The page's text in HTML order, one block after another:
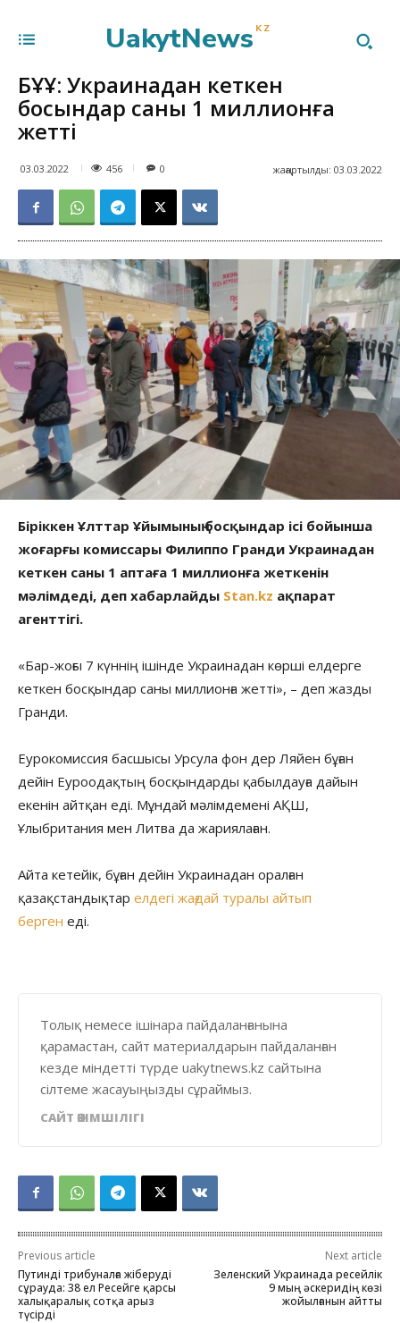
UakytNews KZ
БҰҰ: Украинадан кеткен
босқындар саны 1 миллионға
жетті
03.03.2022 456 жаңартылды: 03.03.2022
0
Біріккен Ұлттар Ұйымының босқындар ісі бойынша
жоғарғы комиссары Филиппо Гранди Украинадан
кеткен саны 1 аптаға 1 миллионға жеткенін
мәлімдеді, деп хабарлайды Stan.kz ақпарат
агенттігі.
«Бар-жоғы 7 күннің ішінде Украинадан көрші елдерге
кеткен босқындар саны миллионға жетті», – деп жазды
Гранди.
Еурокомиссия басшысы Урсула фон дер Ляйен бұған
дейін Еуроодақтың босқындарды қабылдауға дайын
екенін айтқан еді. Мұндай мәлімдемені АҚШ,
Ұлыбритания мен Литва да жариялаған.
Айта кетейік, бұған дейін Украинадан оралған
қазақстандықтар елдегі жағдай туралы айтып
берген еді.
Толық немесе ішінара пайдаланғанына
қарамастан, сайт материалдарын пайдаланған
кезде міндетті түрде uakytnews.kz сайтына
сілтеме жасауыңызды сұраймыз.
САЙТ ӘКІМШІЛІГІ
Previous article
Путинді трибуналға жіберуді
сұрауда: 38 ел Ресейге қарсы
халықаралық сотқа арыз
түсірді
Next article
Зеленский Украинада ресейлік
9 мың әскеридің көзі
жойылғанын айтты